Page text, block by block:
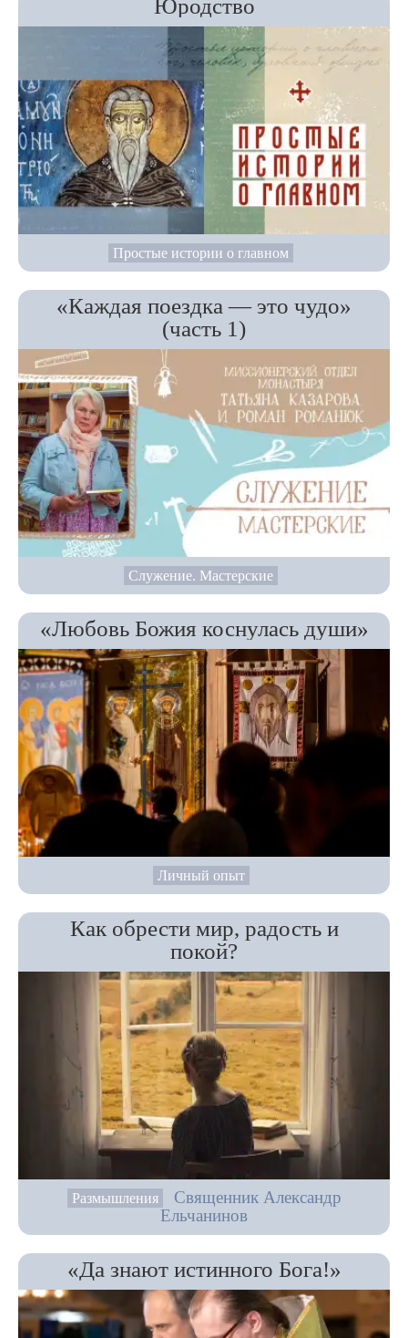
Юродство
Простые истории о главном
«Каждая поездка — это чудо»
(часть 1)
Служение. Мастерские
«Любовь Божия коснулась души»
Личный опыт
Как обрести мир, радость и
покой?
Размышления
Священник Александр
Ельчанинов
«Да знают истинного Бога!»